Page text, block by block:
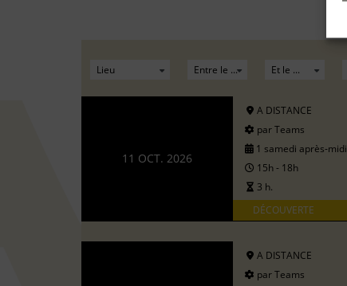
11 OCT. 2026
A DISTANCE
par Teams
1 samedi après-midi
15h - 18h
3 h.
DÉCOUVERTE
A DISTANCE
par Teams